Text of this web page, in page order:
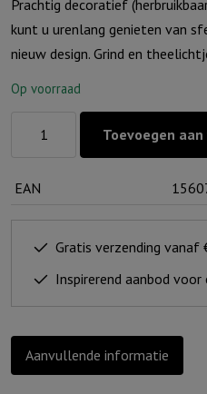
Prachtig decoratief
kunt u urenlang genieten van
nieuw design. Grind en
Op voorraad
De
Heer
ingang
Toevoegen
EAN
Gratis verzending vanaf
Inspirerend aanbod
Aanvullende informatie